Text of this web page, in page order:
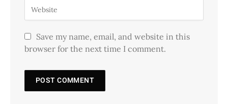
Save my name, email, and website in this
browser for the next time I comment.